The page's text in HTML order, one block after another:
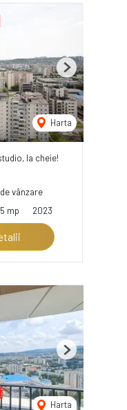
Harta
Next
la cheie!
vânzare
mp 2023
Harta
Next